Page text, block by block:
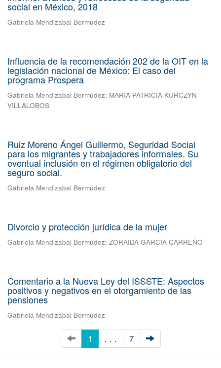
social en México, 2018
Gabriela Mendizabal Bermúdez
Influencia de la recomendación 202 de la OIT en la
legislación nacional de México: El caso del
programa Prospera
Gabriela Mendizabal Bermúdez; MARIA PATRICIA KURCZYN
VILLALOBOS
Ruiz Moreno Ángel Guillermo, Seguridad Social
para los migrantes y trabajadores informales. Su
eventual inclusión en el régimen obligatorio del
seguro social.
Gabriela Mendizabal Bermúdez
Divorcio y protección jurídica de la mujer
Gabriela Mendizabal Bermúdez; ZORAIDA GARCIA CARREÑO
Comentario a la Nueva Ley del ISSSTE: Aspectos
positivos y negativos en el otorgamiento de las
pensiones
Gabriela Mendizabal Bermúdez
1 . . . 7